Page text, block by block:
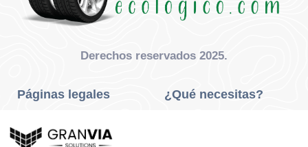
Derechos reservados 2025.
Páginas legales
Privacidad Y Cookies
¿Qué necesitas?